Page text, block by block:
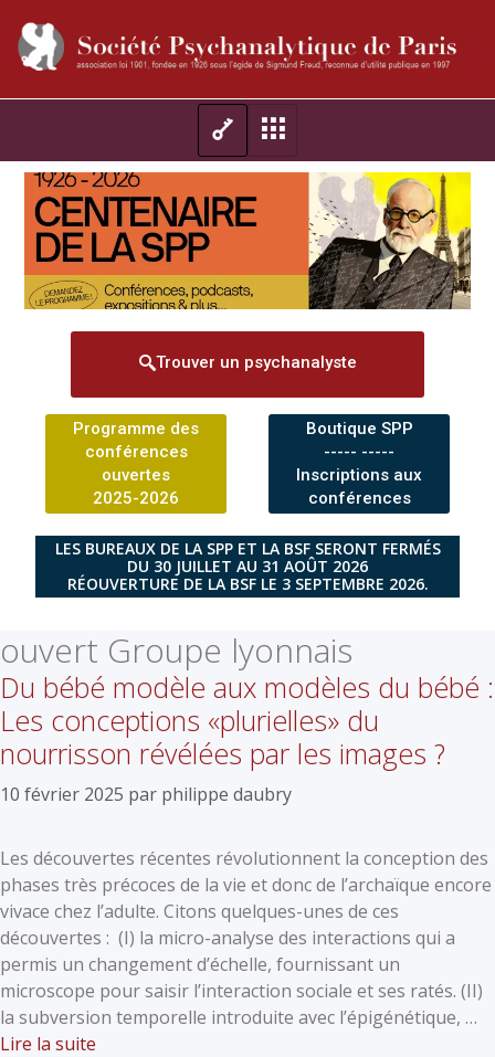
Trouver un psychanalyste
Programme des
conférences
ouvertes
2025-2026
Boutique SPP
----- -----
Inscriptions aux
conférences
LES BUREAUX DE LA SPP ET LA BSF SERONT FERMÉS
DU 30 JUILLET AU 31 AOÛT 2026
RÉOUVERTURE DE LA BSF LE 3 SEPTEMBRE 2026.
ouvert Groupe lyonnais
Du bébé modèle aux modèles du bébé :
Les conceptions «plurielles» du
nourrisson révélées par les images ?
10 février 2025 par philippe daubry
Les découvertes récentes révolutionnent la conception des
phases très précoces de la vie et donc de l’archaïque encore
vivace chez l’adulte. Citons quelques-unes de ces
découvertes : (I) la micro-analyse des interactions qui a
permis un changement d’échelle, fournissant un
microscope pour saisir l’interaction sociale et ses ratés. (II)
la subversion temporelle introduite avec l’épigénétique, …
Lire la suite